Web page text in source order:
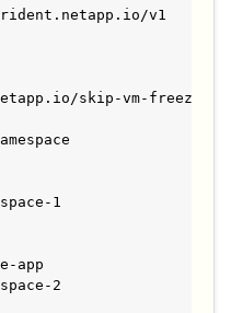
v1
skip-vm-freeze:
1
app
2